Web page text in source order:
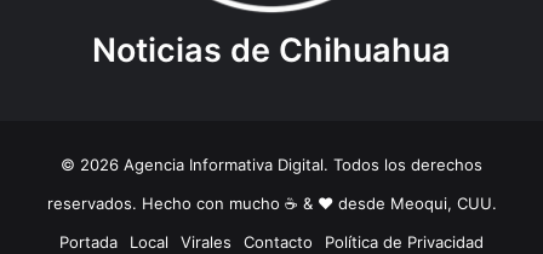
Noticias de Chihuahua
© 2026 Agencia Informativa Digital. Todos los derechos
reservados. Hecho con mucho ☕️ & ❤️ desde Meoqui, CUU.
Portada
Local Virales Contacto Política de Privacidad